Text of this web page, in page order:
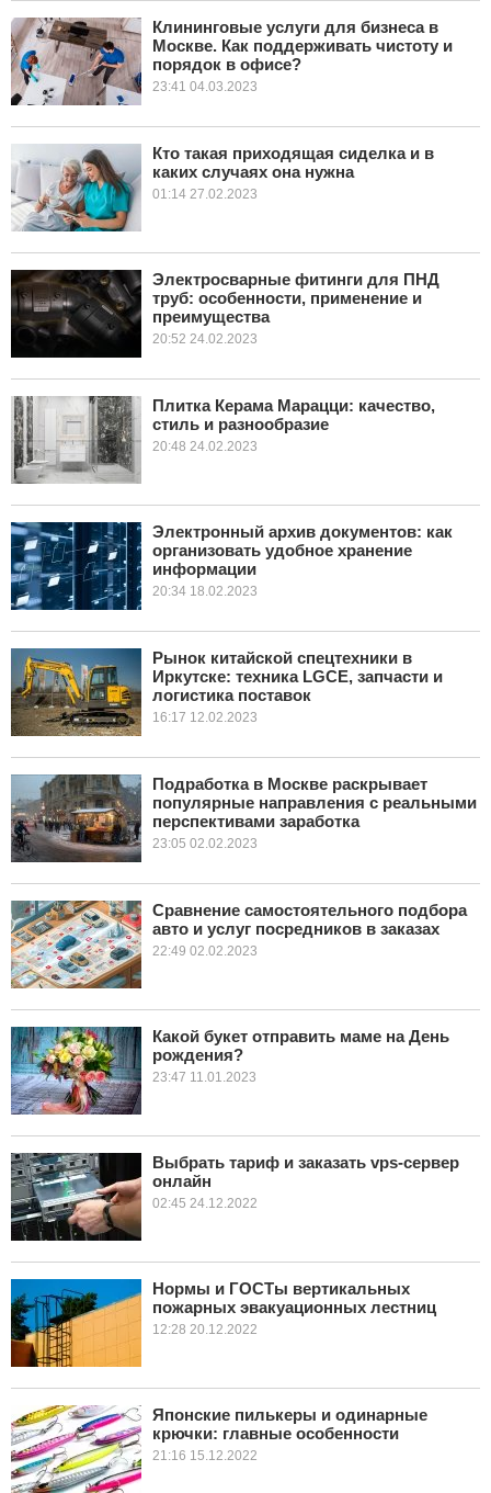
Клининговые услуги для бизнеса в
Москве. Как поддерживать чистоту и
порядок в офисе?
23:41 04.03.2023
Кто такая приходящая сиделка и в
каких случаях она нужна
01:14 27.02.2023
Электросварные фитинги для ПНД
труб: особенности, применение и
преимущества
20:52 24.02.2023
Плитка Керама Марацци: качество,
стиль и разнообразие
20:48 24.02.2023
Электронный архив документов: как
организовать удобное хранение
информации
20:34 18.02.2023
Рынок китайской спецтехники в
Иркутске: техника LGCE, запчасти и
логистика поставок
16:17 12.02.2023
Подработка в Москве раскрывает
популярные направления с реальными
перспективами заработка
23:05 02.02.2023
Сравнение самостоятельного подбора
авто и услуг посредников в заказах
22:49 02.02.2023
Какой букет отправить маме на День
рождения?
23:47 11.01.2023
Выбрать тариф и заказать vps-сервер
онлайн
02:45 24.12.2022
Нормы и ГОСТы вертикальных
пожарных эвакуационных лестниц
12:28 20.12.2022
Японские пилькеры и одинарные
крючки: главные особенности
21:16 15.12.2022